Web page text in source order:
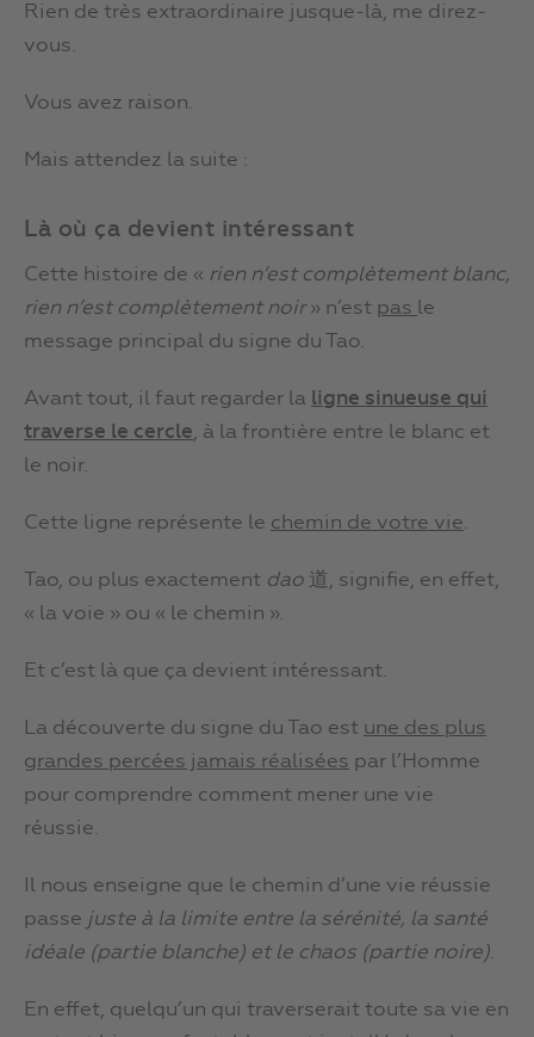
Rien de très extraordinaire jusque-là, me direz-
vous.
Vous avez raison.
Mais attendez la suite :
Là où ça devient intéressant
Cette histoire de « rien n’est complètement blanc,
rien n’est complètement noir» n’est pas le
message principal du signe du Tao.
Avant tout, il faut regarder la ligne sinueuse qui
traverse le cercle, à la frontière entre le blanc et
le noir.
Cette ligne représente le chemin de votre vie.
Tao, ou plus exactement dao 道, signifie, en effet,
« la voie » ou « le chemin ».
Et c’est là que ça devient intéressant.
La découverte du signe du Tao est une des plus
grandes percées jamais réalisées par l’Homme
pour comprendre comment mener une vie
réussie.
Il nous enseigne que le chemin d’une vie réussie
passe juste à la limite entre la sérénité, la santé
idéale (partie blanche) et le chaos (partie noire).
En effet, quelqu’un qui traverserait toute sa vie en